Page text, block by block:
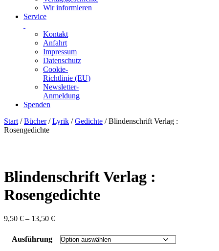
Wir informieren
Service
Kontakt
Anfahrt
Impressum
Datenschutz
Cookie-
Richtlinie (EU)
Newsletter-
Anmeldung
Spenden
Skip
to
Start /Bücher/Lyrik /Gedichte / Blindenschrift Verlag :
Rosengedichte
Blindenschrift Verlag :
Rosengedichte
9,50 € – 13,50 €Preisspanne:
bis
13,50 €
Ausführung